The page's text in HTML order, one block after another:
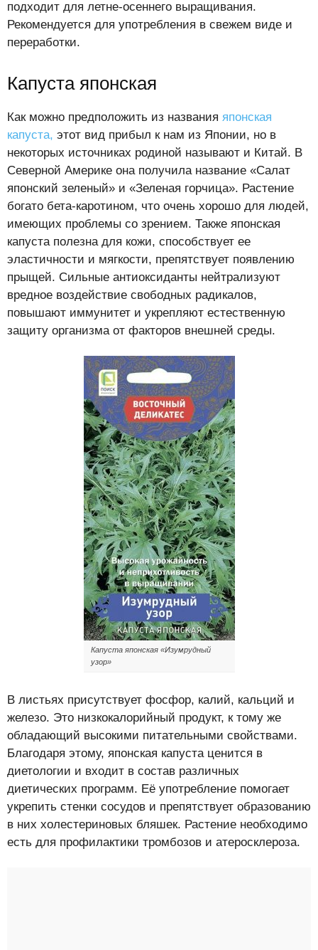
подходит для летне-осеннего выращивания.
Рекомендуется для употребления в свежем виде и
переработки.
Капуста японская
Как можно предположить из названия японская
капуста, этот вид прибыл к нам из Японии, но в
некоторых источниках родиной называют и Китай. В
Северной Америке она получила название «Салат
японский зеленый» и «Зеленая горчица». Растение
богато бета-каротином, что очень хорошо для людей,
имеющих проблемы со зрением. Также японская
капуста полезна для кожи, способствует ее
эластичности и мягкости, препятствует появлению
прыщей. Сильные антиоксиданты нейтрализуют
вредное воздействие свободных радикалов,
повышают иммунитет и укрепляют естественную
защиту организма от факторов внешней среды.
Капуста японская «Изумрудный
узор»
В листьях присутствует фосфор, калий, кальций и
железо. Это низкокалорийный продукт, к тому же
обладающий высокими питательными свойствами.
Благодаря этому, японская капуста ценится в
диетологии и входит в состав различных
диетических программ. Её употребление помогает
укрепить стенки сосудов и препятствует образованию
в них холестериновых бляшек. Растение необходимо
есть для профилактики тромбозов и атеросклероза.